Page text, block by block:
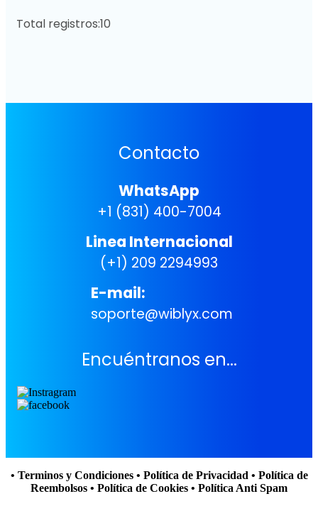
Total registros:10
Contacto
WhatsApp
+1 (831) 400-7004
Linea Internacional
(+1) 209 2294993
E-mail:
soporte@wiblyx.com
Encuéntranos en...
• Terminos y Condiciones • Política de Privacidad • Política de
Reembolsos • Política de Cookies • Política Anti Spam